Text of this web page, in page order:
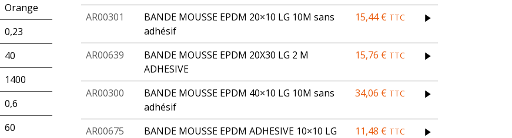
Orange
0,23
40
1400
0,6
60
AR00301
BANDE MOUSSE EPDM 20×10 LG 10M sans
adhésif
15,44€ TTC
AR00639
BANDE MOUSSE EPDM 20X30 LG 2 M
ADHESIVE
15,76 € TTC
AR00300
BANDE MOUSSE EPDM 40×10 LG 10M sans
adhésif
34,06 € TTC
AR00675
BANDE MOUSSE EPDM ADHESIVE 10×10 LG
11,48 € TTC